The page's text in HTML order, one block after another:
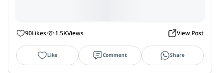
90Likes 1.5KViews View Post
Like Comment Share